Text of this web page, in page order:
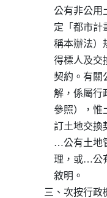
公有
定「
稱本
得標
契約
解，
參照
訂土地
…公
理，
              敘明。
三、次按